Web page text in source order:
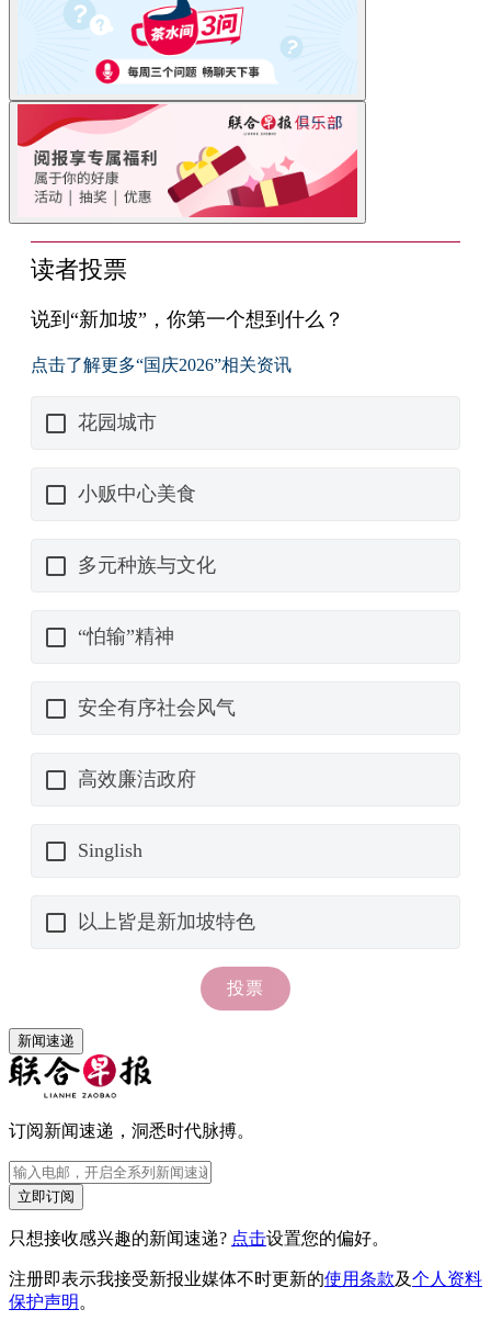
新闻速递
订阅新闻速递，洞悉时代脉搏。
立即订阅
只想接收感兴趣的新闻速递? 点击设置您的偏好。
注册即表示我接受新报业媒体不时更新的使用条款及个人资料
保护声明 。